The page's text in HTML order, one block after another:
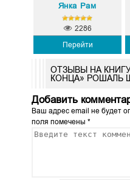
Янка Рам
Перейти
2286
ОТЗЫВЫ НА
КОНЦА» РОШАЛЬ
Добавить
Ваш адрес email не будет
поля помечены *